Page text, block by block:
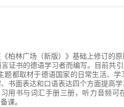
柏林广场（新版）》基础上修订的
证书的德语学习者而编写。目前共
都取材于德语国家的日常生活、
书面表达和口语表达四个方面提高
用书与词汇手册三册，听力音频可
课。